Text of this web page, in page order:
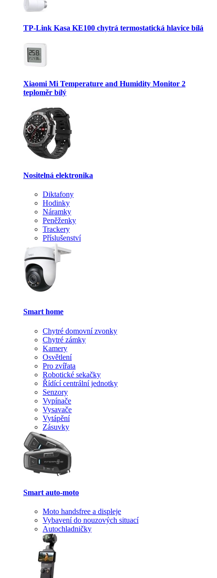
TP-Link Kasa KE100 chytrá termostatická hlavice bílá
Xiaomi Mi Temperature and Humidity Monitor 2
teploměr bílý
Nositelná elektronika
Diktafony
Hodinky
Náramky
Peněženky
Trackery
Příslušenství
Smart home
Chytré domovní zvonky
Chytré zámky
Kamery
Osvětlení
Pro zvířata
Robotické sekačky
Řídící centrální jednotky
Senzory
Vypínače
Vysavače
Vytápění
Zásuvky
Smart auto-moto
Moto handsfree a displeje
Vybavení do nouzových situací
Autochladničky